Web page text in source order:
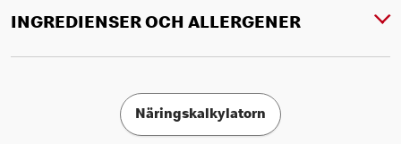
INGREDIENSER OCH ALLERGENER
Näringskalkylatorn